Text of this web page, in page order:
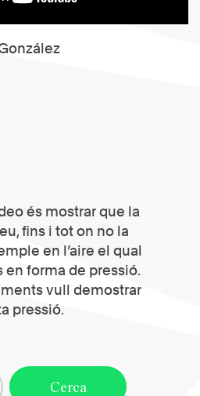
és mostrar que la
fins i tot on no la
en l’aire el qual
en forma de pressió.
vull demostrar
pressió.